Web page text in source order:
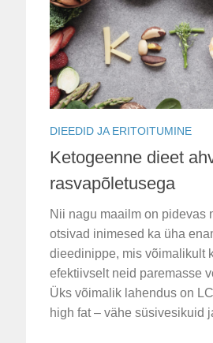
DIEEDID JA ERITOITUMINE
Ketogeenne dieet
rasvapõletusega
Nii nagu maailm on pidevas
otsivad inimesed ka üha
dieedinippe, mis võimalikult
efektiivselt neid paremasse
Üks võimalik lahendus on
high fat – vähe süsivesikuid